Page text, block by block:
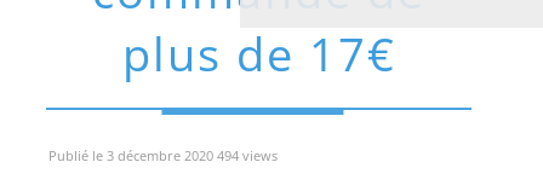
plus de 17€
Publié le 3 décembre 2020 494 views